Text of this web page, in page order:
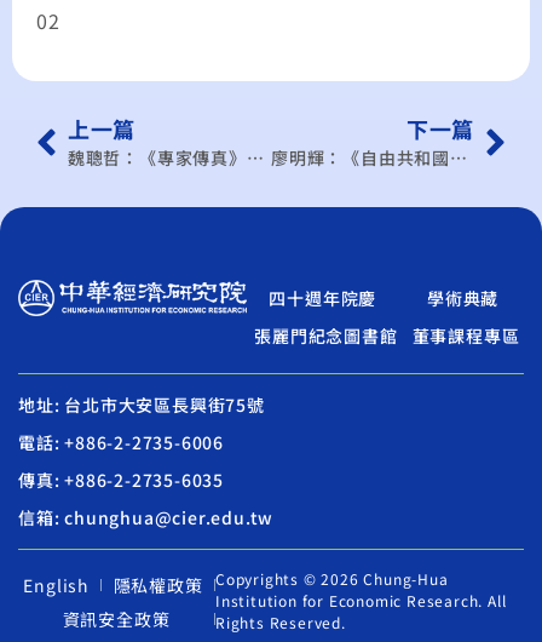
02
上一篇
魏聰哲：《專家傳真》台積電熊本廠啟動 台日半導體業有望深化合作
下一篇
廖明輝：《自由共和國》如何爭取國際社會支持台灣
四十週年院慶
學術典藏
張麗門紀念圖書館
董事課程專區
地址: 台北市大安區長興街75號
電話: +886-2-2735-6006
傳真: +886-2-2735-6035
信箱: chunghua@cier.edu.tw
English
隱私權政策
資訊安全政策
Copyrights © 2026 Chung-Hua
Institution for Economic Research. All
Rights Reserved.